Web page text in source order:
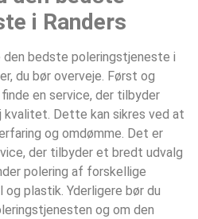
i Randers
bedste poleringstjeneste i
du bør overveje. Først og
en service, der tilbyder
kvalitet. Dette kan sikres ved at
og omdømme. Det er
der tilbyder et bredt udvalg
polering af forskellige
plastik. Yderligere bør du
og om den